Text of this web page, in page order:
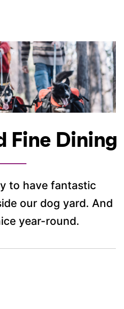
Fine Dining
to have fantastic
our dog yard. And
year-round.